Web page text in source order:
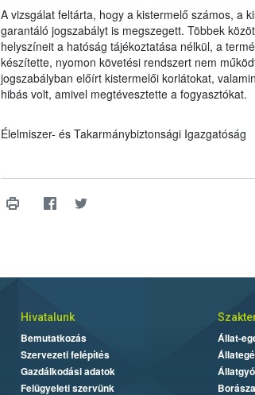
A vizsgálat feltárta, hogy a kistermelő számos, a
garantáló jogszabályt is megszegett. Többek
helyszíneit a hatóság tájékoztatása nélkül, a
készítette, nyomon követési rendszert nem
jogszabályban előírt kistermelői korlátokat,
hibás volt, amivel megtévesztette a fogyasztókat.
Élelmiszer- és Takarmánybiztonsági Igazgatóság
Hivatalunk
Bemutatkozás
Szervezeti felépítés
Gazdálkodási adatok
Felügyeleti szervünk
Állat-